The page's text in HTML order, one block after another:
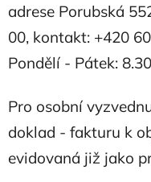
adrese Porubská
00, kontakt: +420
Pondělí - Pátek:
Pro osobní
doklad - fakturu k
evidovaná již jako